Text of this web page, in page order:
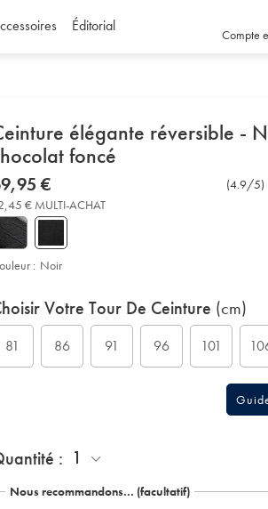
Éditorial
Compte
élégante réversible -
foncé
www.charlestyrwhitt.com/fr/ceinture-
ACB0238BLK.html?
€ (4.9/5)
€ MULTI-ACHAT
: Noir
Votre Tour De Ceinture (cm)
81 86 91 96 101
: 1
Nous recommandons… (facultatif)